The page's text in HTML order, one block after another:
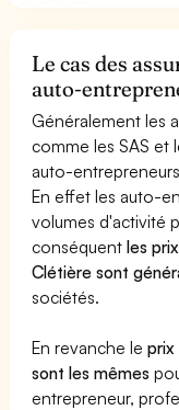
Le cas des
auto-
Généralement les
comme les SAS et
auto-
En effet les auto-
volumes d'activité
conséquentles
Clétière sont
sociétés.
En revanche leprix
sont les mêmes
entrepreneur,